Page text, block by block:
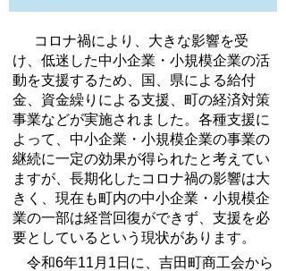
コロナ禍により、大きな影響を受
け、低迷した中小企業・小規模企業の活
動を支援するため、国、県による給付
金、資金繰りによる支援、町の経済対策
事業などが実施されました。各種支援に
よって、中小企業・小規模企業の事業の
継続に一定の効果が得られたと考えてい
ますが、長期化したコロナ禍の影響は大
きく、現在も町内の中小企業・小規模企
業の一部は経営回復ができず、支援を必
要としているという現状があります。
令和6年11月1日に、吉田町商工会から